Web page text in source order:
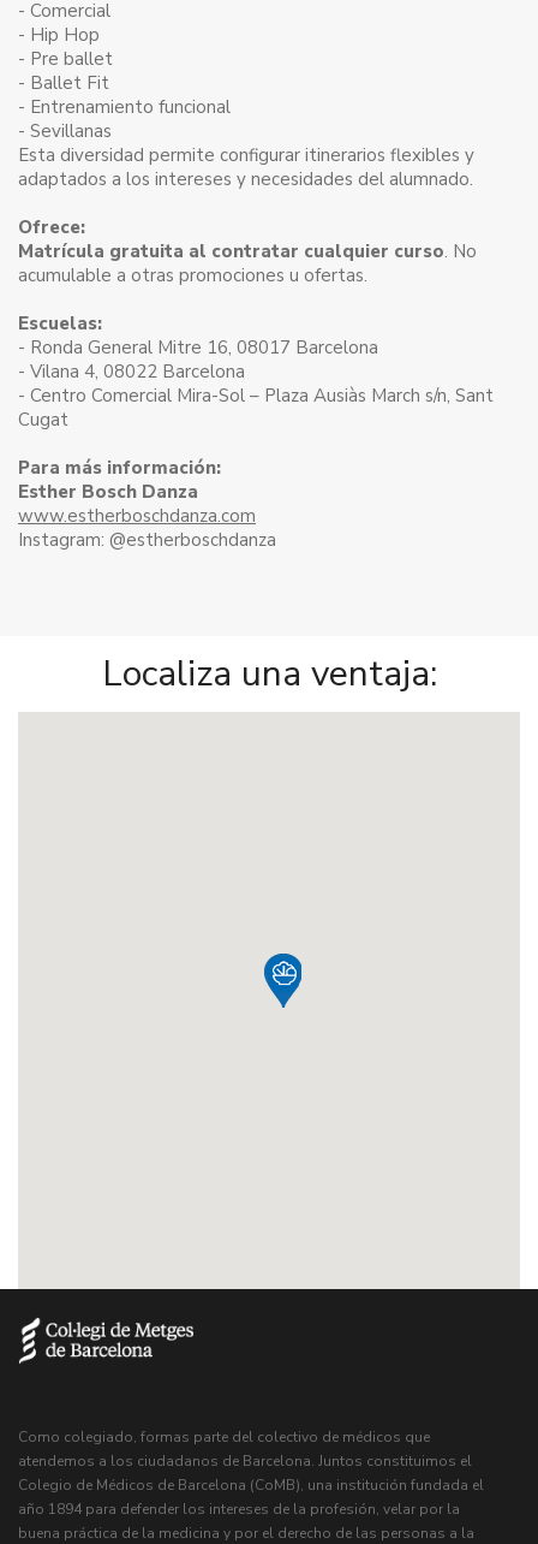
- Comercial
- Hip Hop
- Pre ballet
- Ballet Fit
- Entrenamiento funcional
- Sevillanas
Esta diversidad permite configurar itinerarios flexibles y
adaptados a los intereses y necesidades del alumnado.
Ofrece:
Matrícula gratuita al contratar cualquier curso. No
acumulable a otras promociones u ofertas.
Escuelas:
- Ronda General Mitre 16, 08017 Barcelona
- Vilana 4, 08022 Barcelona
- Centro Comercial Mira-Sol – Plaza Ausiàs March s/n, Sant
Cugat
Para más información:
Esther Bosch Danza
www.estherboschdanza.com
Instagram: @estherboschdanza
Localiza una ventaja:
Como colegiado, formas parte del colectivo de médicos que
atendemos a los ciudadanos de Barcelona. Juntos constituimos el
Colegio de Médicos de Barcelona (CoMB), una institución fundada el
año 1894 para defender los intereses de la profesión, velar por la
buena práctica de la medicina y por el derecho de las personas a la